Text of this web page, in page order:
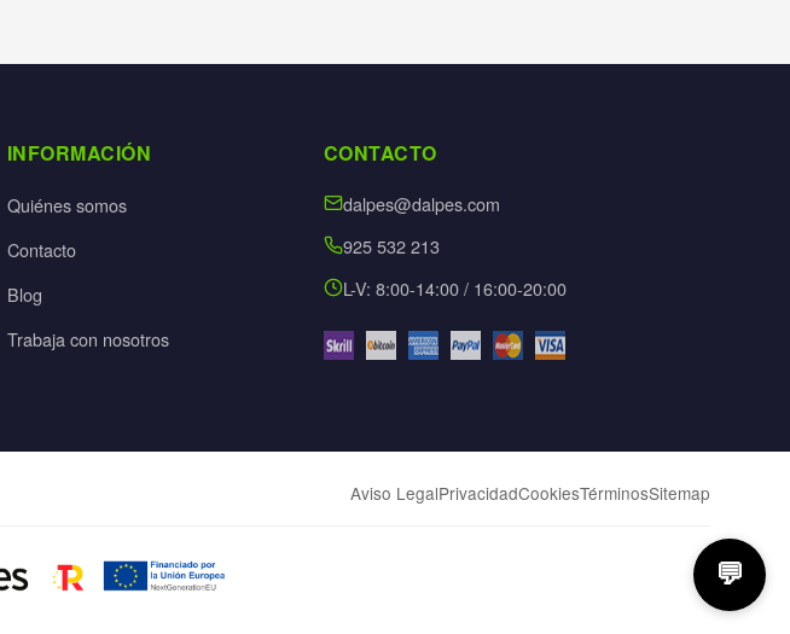
INFORMACIÓN
Quiénes somos
Contacto
Blog
Trabaja con nosotros
CONTACTO
dalpes@dalpes.com
925 532 213
L-V: 8:00-14:00 / 16:00-20:00
Aviso LegalPrivacidadCookiesTérminosSitemap
💬